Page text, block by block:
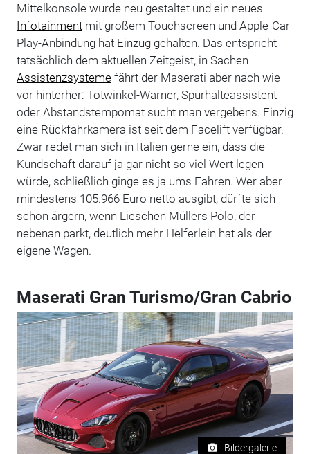
Mittelkonsole wurde neu gestaltet und ein neues
Infotainmentmit großem Touchscreen und Apple-Car-
Play-Anbindung hat Einzug gehalten. Das entspricht
tatsächlich dem aktuellen Zeitgeist, in Sachen
Assistenzsystemefährt der Maserati aber nach wie
vor hinterher: Totwinkel-Warner, Spurhalteassistent
oder Abstandstempomat sucht man vergebens. Einzig
eine Rückfahrkamera ist seit dem Facelift verfügbar.
Zwar redet man sich in Italien gerne ein, dass die
Kundschaft darauf ja gar nicht so viel Wert legen
würde, schließlich ginge es ja ums Fahren. Wer aber
mindestens 105.966 Euro netto ausgibt, dürfte sich
schon ärgern, wenn Lieschen Müllers Polo, der
nebenan parkt, deutlich mehr Helferlein hat als der
eigene Wagen.
Maserati Gran Turismo/Gran Cabrio
Bildergalerie